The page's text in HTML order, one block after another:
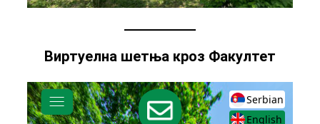
Виртуелна шетња кроз Факултет